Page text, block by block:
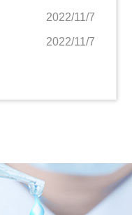
2022/11/7
2022/11/7